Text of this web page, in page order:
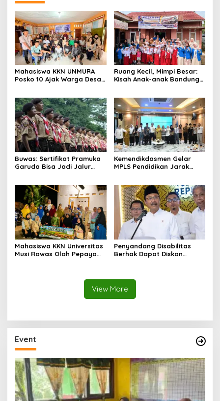
Mahasiswa KKN UNMURA
Posko 10 Ajak Warga Desa
Ruang Kecil, Mimpi Besar:
Kisah Anak-anak Bandung
Buwas: Sertifikat Pramuka
Garuda Bisa Jadi Jalur
Kemendikdasmen Gelar
MPLS Pendidikan Jarak
Mahasiswa KKN Universitas
Musi Rawas Olah Pepaya
Penyandang Disabilitas
Berhak Dapat Diskon
View More
Event